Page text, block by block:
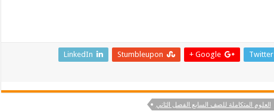
Twitter
Google +
Stumbleupon
LinkedIn
العلوم المتكاملة للصف السابع الفصل الثاني